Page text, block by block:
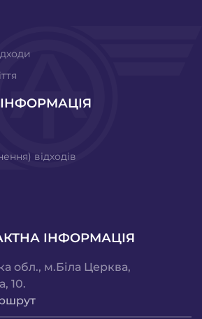
ІНФОРМАЦІЯ
відходів
ІНФОРМАЦІЯ
обл., м.Біла Церква,
10.